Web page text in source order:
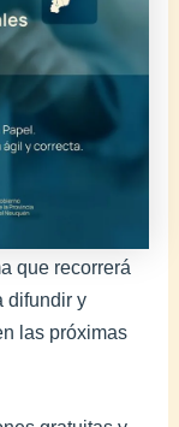
que recorrerá
difundir y
las próximas